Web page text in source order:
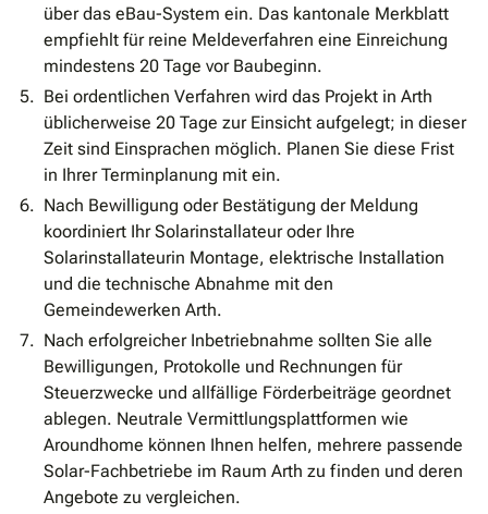
über das eBau-System ein. Das kantonale Merkblatt
empfiehlt für reine Meldeverfahren eine Einreichung
mindestens 20 Tage vor Baubeginn.
Bei ordentlichen Verfahren wird das Projekt in Arth
üblicherweise 20 Tage zur Einsicht aufgelegt; in dieser
Zeit sind Einsprachen möglich. Planen Sie diese Frist
in Ihrer Terminplanung mit ein.
Nach Bewilligung oder Bestätigung der Meldung
koordiniert Ihr Solarinstallateur oder Ihre
Solarinstallateurin Montage, elektrische Installation
und die technische Abnahme mit den
Gemeindewerken Arth.
Nach erfolgreicher Inbetriebnahme sollten Sie alle
Bewilligungen, Protokolle und Rechnungen für
Steuerzwecke und allfällige Förderbeiträge geordnet
ablegen. Neutrale Vermittlungsplattformen wie
Aroundhome können Ihnen helfen, mehrere passende
Solar-Fachbetriebe im Raum Arth zu finden und deren
Angebote zu vergleichen.